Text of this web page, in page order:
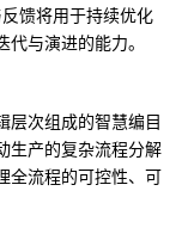
馈将用于持续优化
与演进的能力。
层次组成的智慧编目
生产的复杂流程分解
全流程的可控性、可